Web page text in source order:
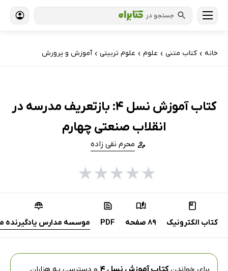
جستجو در
خانه › کتاب‌ متنی › علوم › علوم تربیتی › آموزش و پرورش
کتاب آموزش نسل 4: بازتعریف مدرسه در
انقلاب صنعتی چهارم
محرم نقی زاده
★
★
★
★
★
کتاب الکترونیک 89 صفحه PDF موسسه مدارس یادگیرنده